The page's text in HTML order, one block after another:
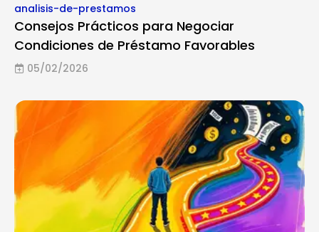
analisis-de-prestamos
Consejos Prácticos para Negociar
Condiciones de Préstamo Favorables
05/02/2026